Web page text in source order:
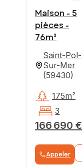
Maison - 5
pièces -
76m²
Saint-Pol-
Sur-Mer
(59430)
166 690 €
175m²
3
Appeler